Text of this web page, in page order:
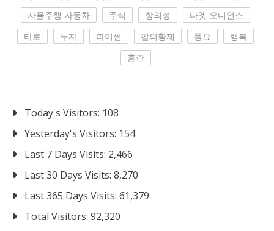
자율주행 자동차
주식 창의성
타겟 오디언스
타로
투자 파이썬 팝의황제 풍요
행복
혼란
Today's Visitors: 108
Yesterday's Visitors: 154
Last 7 Days Visits: 2,466
Last 30 Days Visits: 8,270
Last 365 Days Visits: 61,379
Total Visitors: 92,320